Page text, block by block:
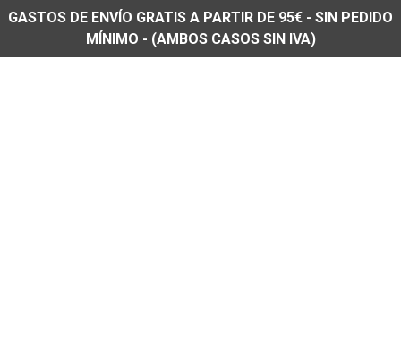
GASTOS DE ENVÍO GRATIS A PARTIR DE 95€ - SIN PEDIDO
MÍNIMO - (AMBOS CASOS SIN IVA)